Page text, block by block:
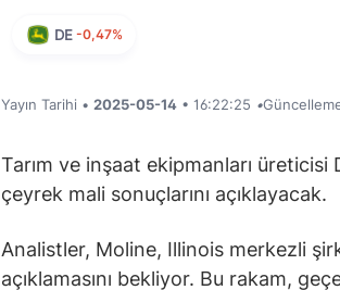
DE -0,47%
Yayın Tarihi • 2025-05-14 • 16:22:25 •
Tarım ve inşaat ekipmanları
çeyrek mali sonuçlarını açıklayacak.
Analistler, Moline, Illinois merkezli
açıklamasını bekliyor. Bu rakam,